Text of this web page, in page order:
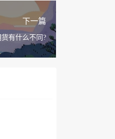
下一篇
有什么不同?